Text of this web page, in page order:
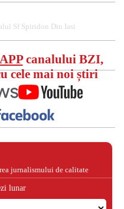
Sf Spiridon Din Iasi
canalului BZI,
cele mai noi știri
jurnalismului de calitate
lunar